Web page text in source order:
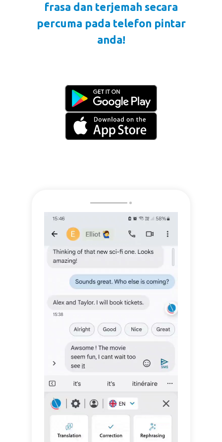
frasa dan terjemah secara
percuma pada telefon pintar
anda!